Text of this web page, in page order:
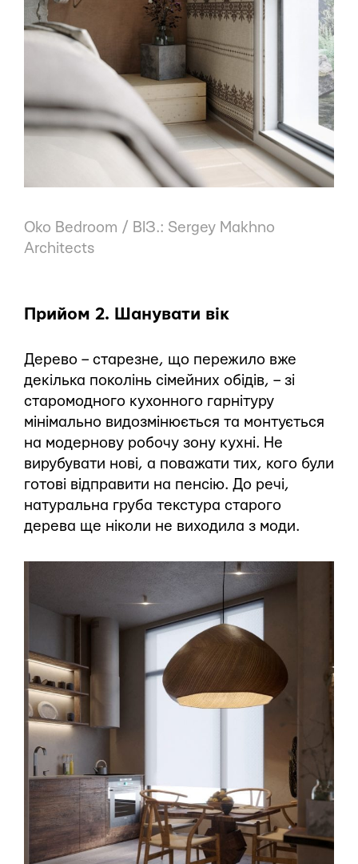
Oko Bedroom / ВІЗ.: Sergey Makhno
Architects
Прийом 2. Шанувати вік
Дерево – старезне, що пережило вже
декілька поколінь сімейних обідів, – зі
старомодного кухонного гарнітуру
мінімально видозмінюється та монтується
на модернову робочу зону кухні. Не
вирубувати нові, а поважати тих, кого були
готові відправити на пенсію. До речі,
натуральна груба текстура старого
дерева ще ніколи не виходила з моди.